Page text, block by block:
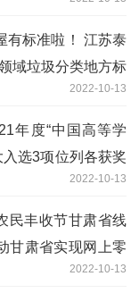
有标准啦！ 江苏泰
域垃圾分类地方标
2022-10-13
年度“中国高等学
选3项位列各获奖
2022-10-13
民丰收节甘肃省线
甘肃省实现网上零
2022-10-13